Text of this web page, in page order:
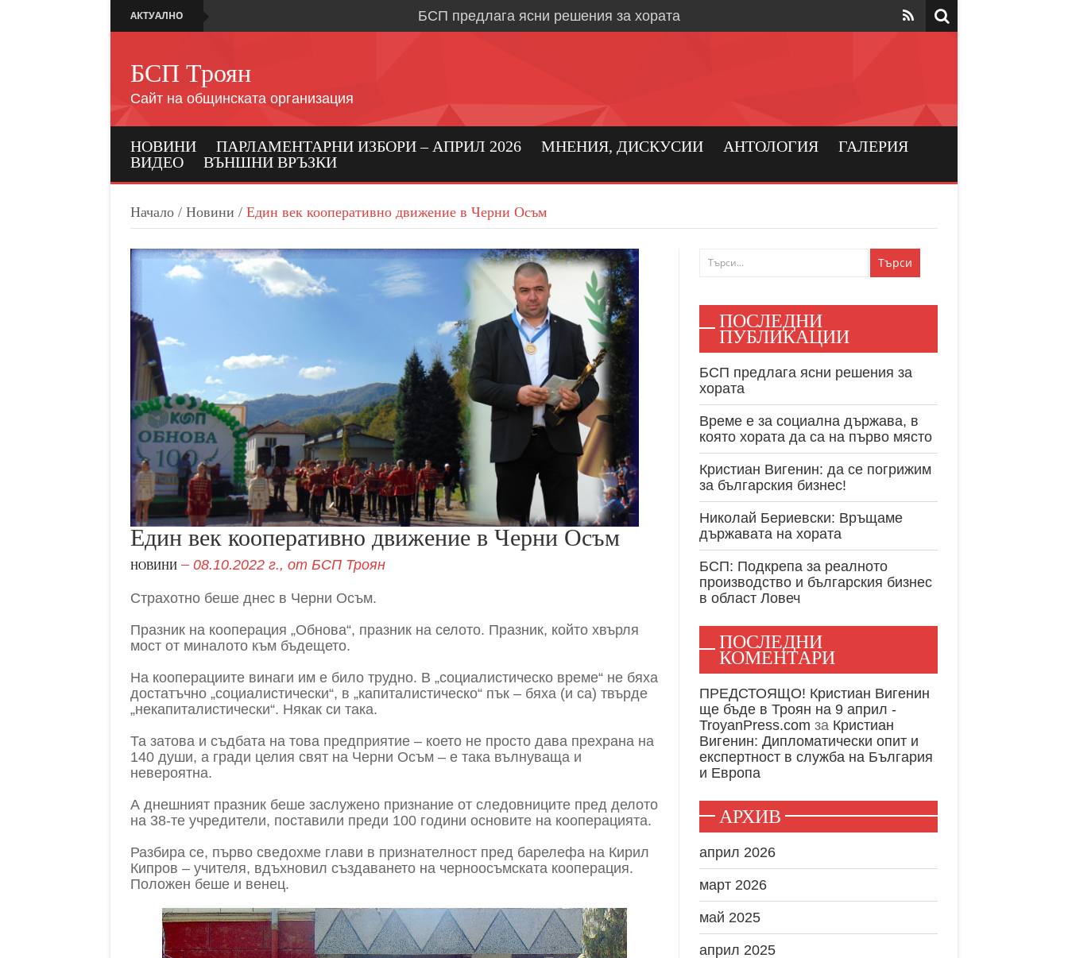
АКТУАЛНО
БСП предлага ясни решения за хората
Николай Бериевски: Връщаме държавата на хората
Кристиан Вигенин за мира и войната
Дипломацията е единственият път към траен мир
Александрово и Лешница: хората най-добре знаят
своите нужди
В Градежница: среща с три поколения леви хора
Кристиан Вигенин: Дипломатически опит и експертност в
служба на България и Европа
БСП Троян
Сайт на общинската организация
НОВИНИ ПАРЛАМЕНТАРНИ ИЗБОРИ – АПРИЛ 2026 МНЕНИЯ, ДИСКУСИИ АНТОЛОГИЯ
ГАЛЕРИЯ
ВИДЕО
ВЪНШНИ ВРЪЗКИ
Начало / Новини / Един век кооперативно движение в Черни Осъм
Един век кооперативно движение в Черни Осъм
НОВИНИ 08.10.2022 г., от БСП Троян
Страхотно беше днес в Черни Осъм.
Празник на кооперация „Обнова“, празник на селото. Празник, който хвърля
мост от миналото към бъдещето.
На кооперациите винаги им е било трудно. В „социалистическо време“ не бяха
достатъчно „социалистически“, в „капиталистическо“ пък – бяха (и са) твърде
„некапиталистически“. Някак си така.
Та затова и съдбата на това предприятие – което не просто дава прехрана на
140 души, а гради целия свят на Черни Осъм – е така вълнуваща и
невероятна.
А днешният празник беше заслужено признание от следовниците пред делото
на 38-те учредители, поставили преди 100 години основите на кооперацията.
Разбира се, първо сведохме глави в признателност пред барелефа на Кирил
Кипров – учителя, вдъхновил създаването на черноосъмската кооперация.
Положен беше и венец.
ПОСЛЕДНИ
ПУБЛИКАЦИИ
БСП предлага ясни решения за
хората
Време е за социална държава, в
която хората да са на първо място
Кристиан Вигенин: да се погрижим
за българския бизнес!
Николай Бериевски: Връщаме
държавата на хората
БСП: Подкрепа за реалното
производство и българския бизнес
в област Ловеч
ПОСЛЕДНИ
КОМЕНТАРИ
ПРЕДСТОЯЩО! Кристиан Вигенин
ще бъде в Троян на 9 април -
TroyanPress.com за Кристиан
Вигенин: Дипломатически опит и
експертност в служба на България
и Европа
АРХИВ
април 2026
март 2026
май 2025
април 2025